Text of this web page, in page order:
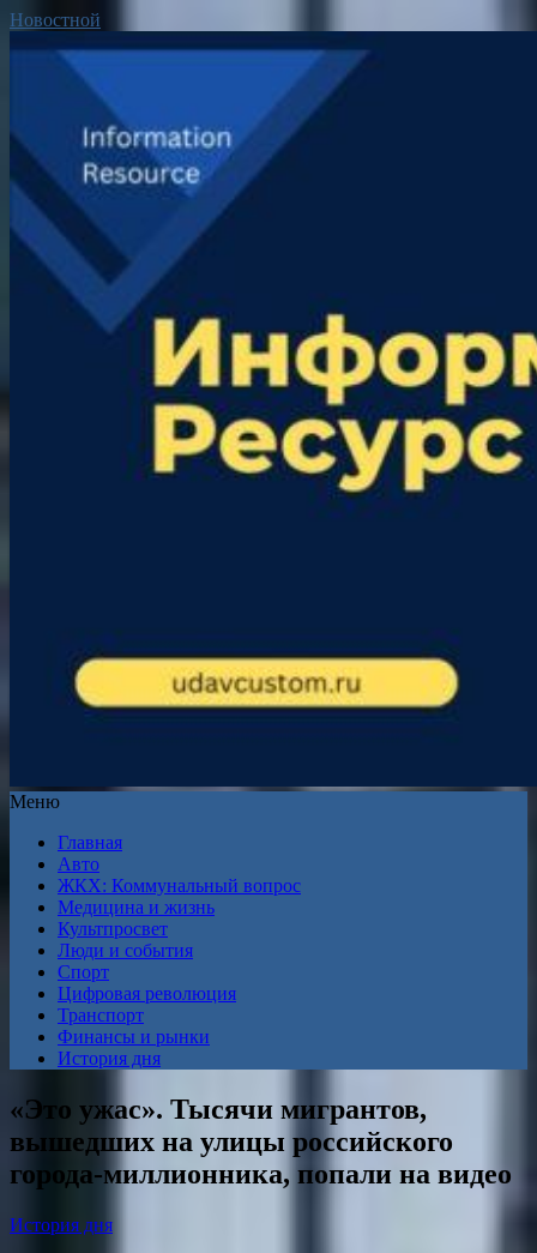
Новостной
Меню
Главная
Авто
ЖКХ: Коммунальный вопрос
Медицина и жизнь
Культпросвет
Люди и события
Спорт
Цифровая революция
Транспорт
Финансы и рынки
История дня
«Это ужас». Тысячи мигрантов,
вышедших на улицы российского
города-миллионника, попали на видео
История дня